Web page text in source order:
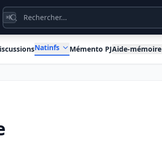
⌘K
Natinfs Mémento PJAide-mémoire